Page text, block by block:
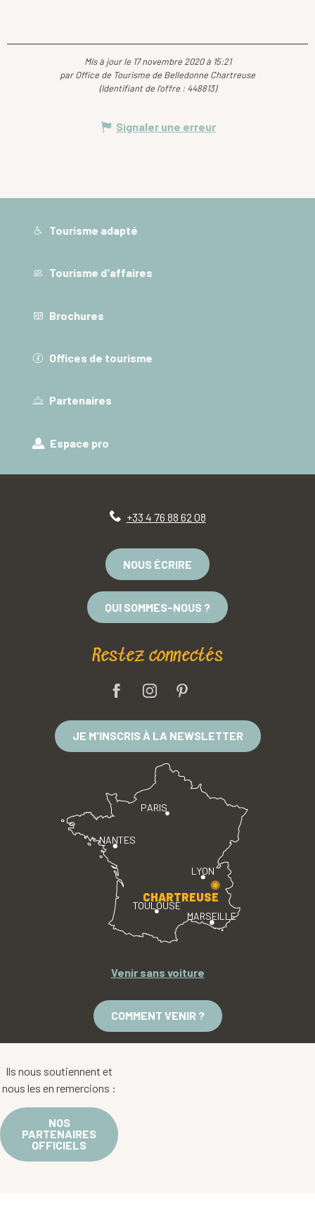
Mis à jour le 17 novembre 2020 à 15:21
par Office de Tourisme de Belledonne Chartreuse
(Identifiant de l'offre : 448813)
Signaler une erreur
Tourisme adapté
Tourisme d'affaires
Brochures
Offices de tourisme
Partenaires
Espace pro
+33 4 76 88 62 08
NOUS ÉCRIRE
QUI SOMMES-NOUS ?
Restez connectés
JE M'INSCRIS À LA NEWSLETTER
PARIS
LYON
TOULOUSE
MARSEILLE
NANTES
CHARTREUSE
Venir sans voiture
COMMENT VENIR ?
Ils nous soutiennent et
nous les en remercions :
NOS
PARTENAIRES
OFFICIELS